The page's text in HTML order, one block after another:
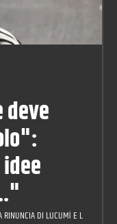
RINUNCIA DI LUCUMÌ E LA